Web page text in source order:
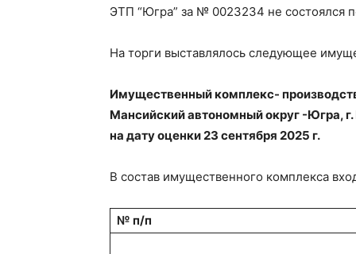
ЭТП “Югра” за № 0023234 не состоялся
На торги выставлялось следующее
Имущественный комплекс-
Мансийский автономный округ -Югра,
на дату оценки 23 сентября 2025 г.
В состав имущественного комплекса
№ п/п